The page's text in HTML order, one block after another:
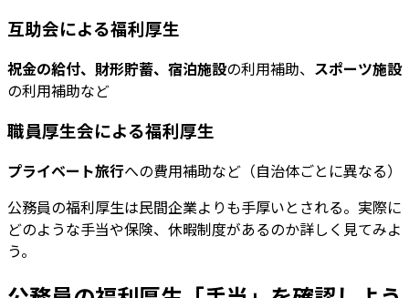
互助会による福利厚生
祝金の給付、財形貯蓄、宿泊施設の利用補助、 スポーツ施設
の利用補助など
職員厚生会による福利厚生
プライベート旅行への費用補助など（自治体ごとに異なる）
公務員の福利厚生は民間企業よりも手厚いとされる。実際に
どのような手当や保険、休暇制度があるのか詳しく見てみよ
う。